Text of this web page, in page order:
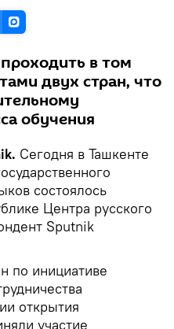
в том
двух стран, что
обучения
Сегодня в Ташкенте
состоялось
Центра русского
Sputnik
по инициативе
открытия
участие